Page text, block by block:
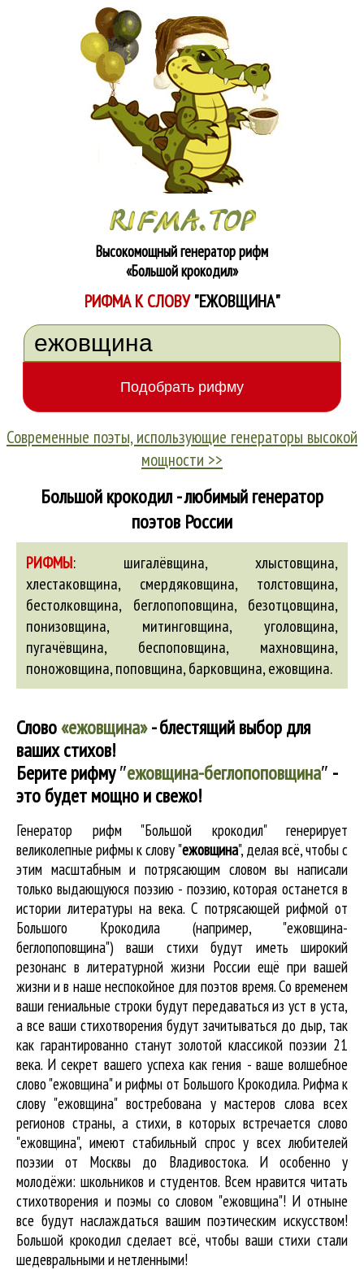
Высокомощный генератор рифм
«Большой крокодил»
РИФМА К СЛОВУ"ЕЖОВЩИНА"
Современные поэты, использующие генераторы высокой
мощности >>
Большой крокодил - любимый генератор
поэтов России
РИФМЫ: шигалёвщина, хлыстовщина,
хлестаковщина, смердяковщина, толстовщина,
бестолковщина, беглопоповщина, безотцовщина,
понизовщина, митинговщина, уголовщина,
пугачёвщина, беспоповщина, махновщина,
поножовщина,поповщина,барковщина,ежовщина.
Слово«ежовщина»- блестящий выбор для
ваших стихов!
Берите рифму″ежовщина-беглопоповщина″ -
это будет мощно и свежо!
Генератор рифм "Большой крокодил" генерирует
великолепныерифмы к слову "ежовщина", делая всё, чтобы с
этим масштабным и потрясающим словом вы написали
только выдающуюся поэзию - поэзию, которая останется в
истории литературы на века. С потрясающей рифмой от
Большого Крокодила (например, "ежовщина-
беглопоповщина") ваши стихи будут иметь широкий
резонанс в литературной жизни России ещё при вашей
жизни и в наше неспокойное для поэтов время. Со временем
ваши гениальные строки будут передаваться из уст в уста,
а все ваши стихотворения будут зачитываться до дыр, так
как гарантированно станут золотой классикой поэзии 21
века. И секрет вашего успеха как гения - ваше волшебное
слово "ежовщина" и рифмы от Большого Крокодила. Рифма к
слову "ежовщина" востребована у мастеров слова всех
регионов страны, а стихи, в которых встречается слово
"ежовщина", имеют стабильный спрос у всех любителей
поэзии от Москвы до Владивостока. И особенно у
молодёжи: школьников и студентов. Всем нравится читать
стихотворения и поэмы со словом "ежовщина"! И отныне
все будут наслаждаться вашим поэтическим искусством!
Большой крокодил cделает всё, чтобы ваши стихи стали
шедевральными и нетленными!